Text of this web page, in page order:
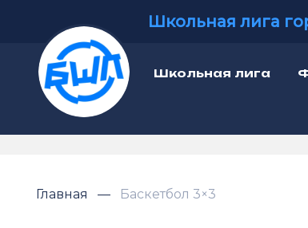
Школьная лига
Школьная лига
Главная Баскетбол 3×3